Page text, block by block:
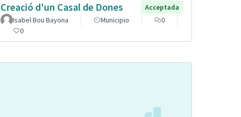
Creació d'un Casal de Dones
Acceptada
Isabel Bou Bayona
Municipio
0
0